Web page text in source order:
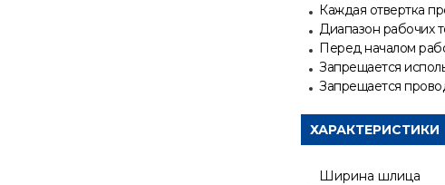
Каждая отвертка
Диапазон рабочих
Перед началом
Запрещается
Запрещается
ХАРАКТЕРИСТИКИ
Ширина шлица